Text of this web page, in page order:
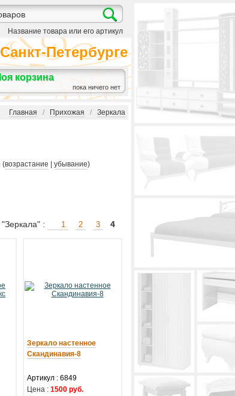
Название товара или его артикул
Петербурге
корзина
пока ничего нет
Главная / Прихожая / Зеркала
(возрастание убывание)
: 1 2 3 4
Зеркало настенное
Скандинавия-8
Артикул : 6849
Цена : 1500 руб.